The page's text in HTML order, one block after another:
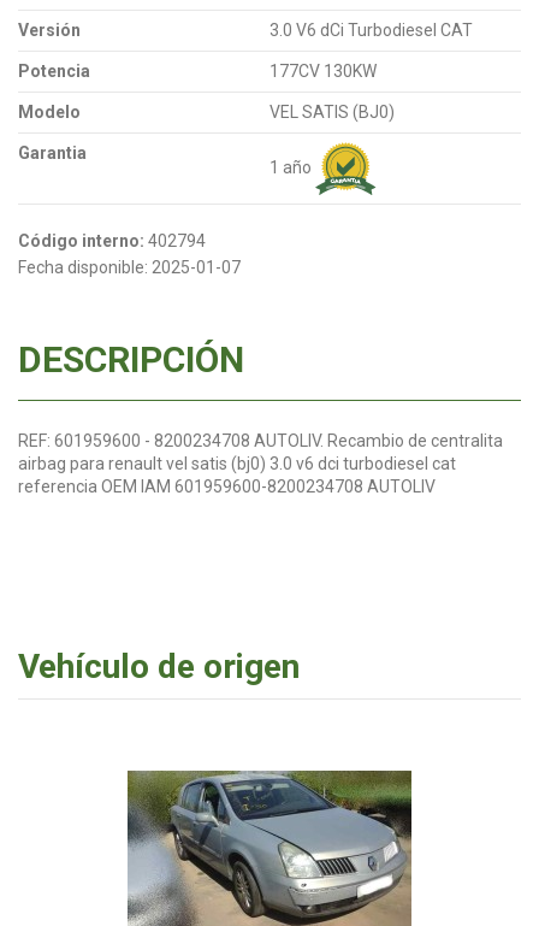
Versión 3.0 V6 dCi Turbodiesel CAT
Potencia 177CV 130KW
Modelo VEL SATIS (BJ0)
Garantia
1 año
Código interno: 402794
Fecha disponible: 2025-01-07
DESCRIPCIÓN
REF: 601959600 - 8200234708 AUTOLIV. Recambio de centralita
airbag para renault vel satis (bj0) 3.0 v6 dci turbodiesel cat
referencia OEM IAM 601959600-8200234708 AUTOLIV
Vehículo de origen